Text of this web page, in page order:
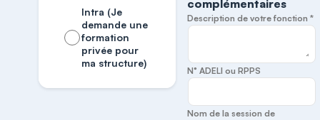
Intra (Je
demande une
formation
privée pour
ma structure)
complémentaires
Description de votre fonction *
N° ADELI ou RPPS
Nom de la session de